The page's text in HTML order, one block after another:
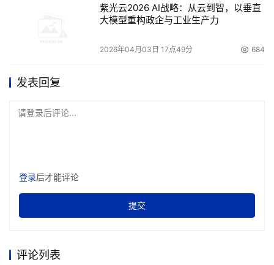
紫光云2026 AI战略：从云到智，以垂直
大模型重构政企与工业生产力
2026年04月03日 17点49分 684
发表回复
请登录后评论...
登录后才能评论
提交
评论列表